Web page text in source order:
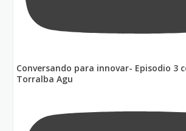
Conversando para innovar- Episodio 3
Torralba Agu